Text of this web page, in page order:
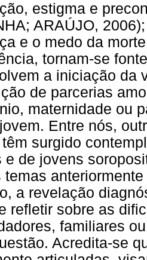
estigma e
ARAÚJO,
e o medo da
tornam-se
a iniciação da
de parcerias
maternidade ou
Entre nós,
surgido
e de jovens
temas
a revelação
refletir sobre as
familiares
Acredita-se